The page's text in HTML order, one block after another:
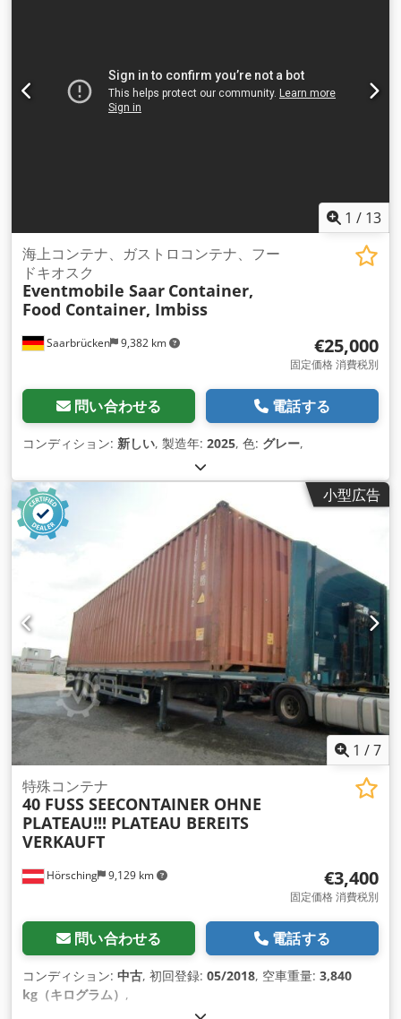
1 / 13
Saarbrücken 9,382 km
海上コンテナ、ガストロコンテナ、フー
ドキオスク
Eventmobile Saar Container,
Food Container, Imbiss
€25,000
固定価格 消費税別
問い合わせる 電話する
コンディション: 新しい, 製造年: 2025, 色: グレー,
小型広告
1 /7
Hörsching 9,129 km
特殊コンテナ
40 FUSS SEECONTAINER OHNE
PLATEAU!!! PLATEAU BEREITS
VERKAUFT
€3,400
固定価格 消費税別
問い合わせる 電話する
コンディション: 中古, 初回登録: 05/2018, 空車重量: 3,840
kg（キログラム） ,